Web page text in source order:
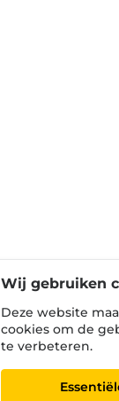
Wij gebruiken
Deze website
cookies om de
te verbeteren.